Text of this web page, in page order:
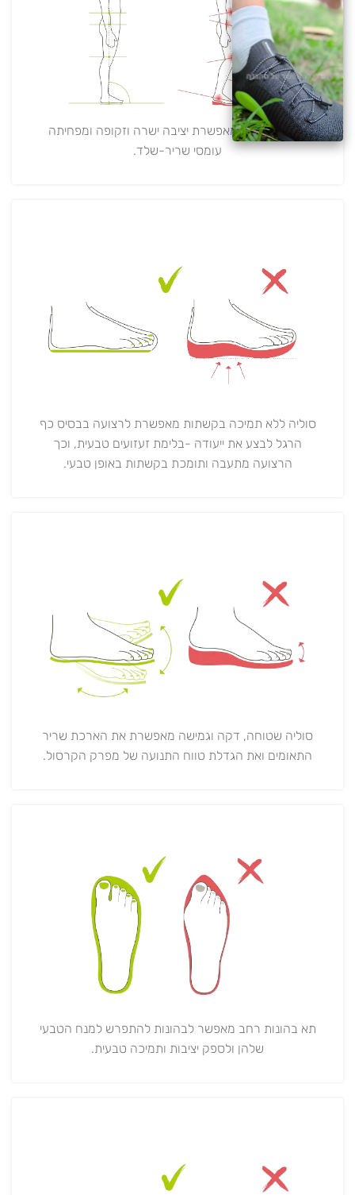
סוליה שטוחה מאפשרת יציבה ישרה וזקופה ומפחיתה
עומסי שריר-שלד.
סוליה ללא תמיכה בקשתות מאפשרת לרצועה בבסיס כף
הרגל לבצע את ייעודה -בלימת זעזועים טבעית, וכך
הרצועה מתעבה ותומכת בקשתות באופן טבעי.
סוליה שטוחה, דקה וגמישה מאפשרת את הארכת שריר
התאומים ואת הגדלת טווח התנועה של מפרק הקרסול.
תא בהונות רחב מאפשר לבהונות להתפרש למנח הטבעי
שלהן ולספק יציבות ותמיכה טבעית.